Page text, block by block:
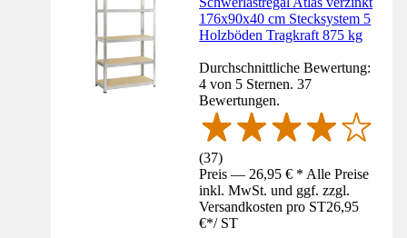
176x90x40 cm Stecksystem 5
Holzböden Tragkraft 875 kg
Durchschnittliche Bewertung:
4 von 5 Sternen. 37
Bewertungen.
(37)
Preis — 26,95 € * Alle Preise
inkl. MwSt. und ggf. zzgl.
Versandkosten pro ST26,95
€*/ ST